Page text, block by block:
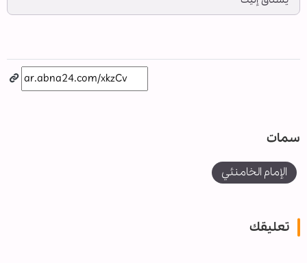
سمات
الإمام الخامنئي
تعليقك